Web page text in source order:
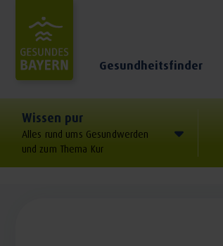
Gesundheitsfinder
Wissen pur
Alles rund ums Gesundwerden
und zum Thema Kur